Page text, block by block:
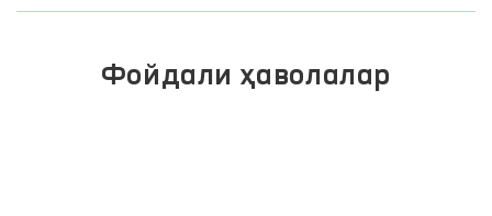
Фойдали ҳаволалар